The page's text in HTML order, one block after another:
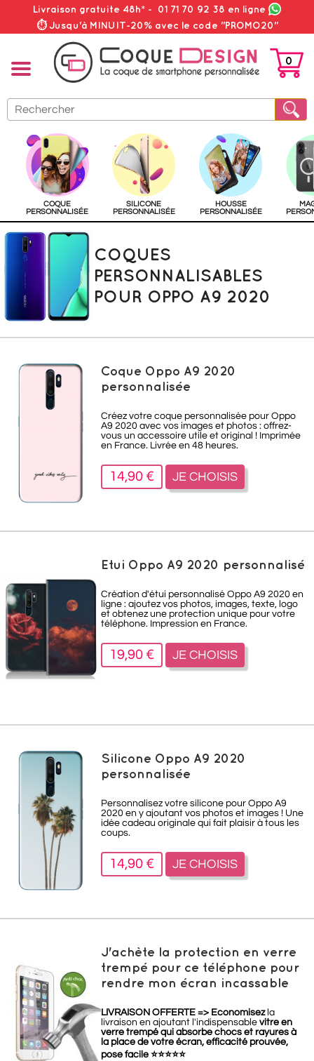
Livraison gratuite 48h* - 01 71 70 92 38 en ligne
⏱ Jusqu'à MINUIT-20% avec le code "PROMO20"
PANIER
0
COQUE
PERSONNALISÉE
SILICONE
PERSONNALISÉE
HOUSSE
PERSONNALISÉE
COQUES
PERSONNALISABLES
POUR OPPO A9 2020
Coque Oppo A9 2020
personnalisée
Créez votre coque personnalisée pour Oppo
A9 2020 avec vos images et photos : offrez-
vous un accessoire utile et original ! Imprimée
en France. Livrée en 48 heures.
14,90 € JE CHOISIS
Etui Oppo A9 2020 personnalisé
Création d'étui personnalisé Oppo A9 2020 en
ligne : ajoutez vos photos, images, texte, logo
et obtenez une protection unique pour votre
téléphone. Impression en France.
19,90 € JE CHOISIS
Silicone Oppo A9 2020
personnalisée
Personnalisez votre silicone pour Oppo A9
2020 en y ajoutant vos photos et images ! Une
idée cadeau originale qui fait plaisir à tous les
coups.
14,90 € JE CHOISIS
J'achète la protection en verre
trempé pour ce téléphone pour
rendre mon écran incassable
LIVRAISON OFFERTE => Economisezla
livraison en ajoutant l'indispensable vitre en
verre trempé qui absorbe chocs et rayures à
la place de votre écran, efficacité prouvée,
pose facile ⭐⭐⭐⭐⭐